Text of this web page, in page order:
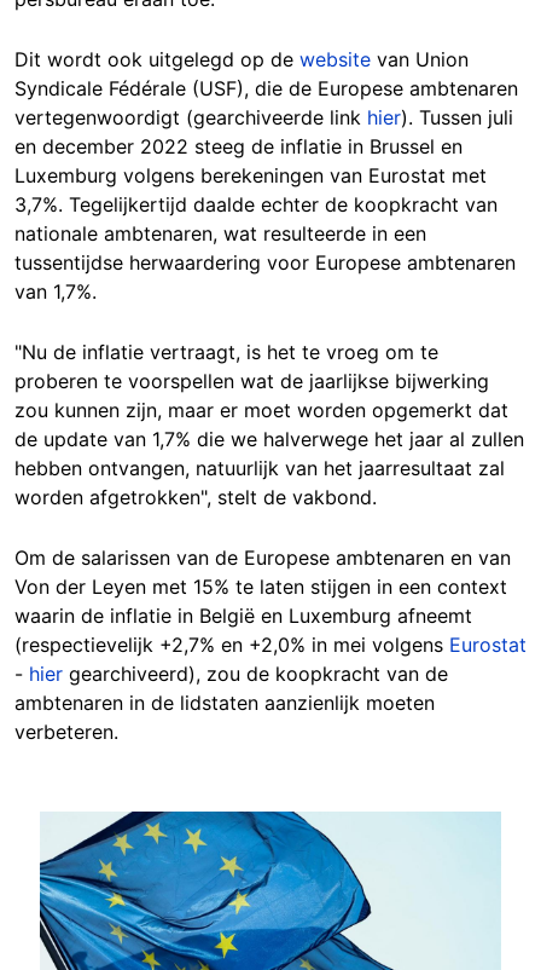
Dit wordt ook uitgelegd op de website van Union
Syndicale Fédérale (USF), die de Europese ambtenaren
vertegenwoordigt (gearchiveerde link hier). Tussen juli
en december 2022 steeg de inflatie in Brussel en
Luxemburg volgens berekeningen van Eurostat met
3,7%. Tegelijkertijd daalde echter de koopkracht van
nationale ambtenaren, wat resulteerde in een
tussentijdse herwaardering voor Europese ambtenaren
van 1,7%.
"Nu de inflatie vertraagt, is het te vroeg om te
proberen te voorspellen wat de jaarlijkse bijwerking
zou kunnen zijn, maar er moet worden opgemerkt dat
de update van 1,7% die we halverwege het jaar al zullen
hebben ontvangen, natuurlijk van het jaarresultaat zal
worden afgetrokken", stelt de vakbond.
Om de salarissen van de Europese ambtenaren en van
Von der Leyen met 15% te laten stijgen in een context
waarin de inflatie in België en Luxemburg afneemt
(respectievelijk +2,7% en +2,0% in mei volgens Eurostat
- hier gearchiveerd), zou de koopkracht van de
ambtenaren in de lidstaten aanzienlijk moeten
verbeteren.